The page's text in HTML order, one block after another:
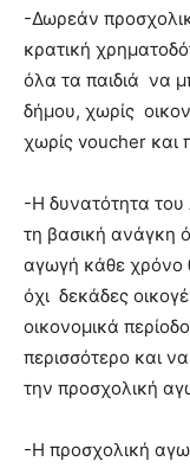
-Δωρεάν
κρατική
όλα τα παιδιά να
δήμου, χωρίς
χωρίς voucher και
-Η δυνατότητα
τη βασική ανάγκη
αγωγή κάθε χρόνο
όχι δεκάδες
οικονομικά
περισσότερο και
την προσχολική
-Η προσχολική